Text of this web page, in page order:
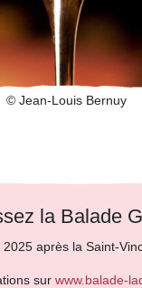
© Jean-Louis Bernuy
la Balade
après la Saint-
sur www.balade-